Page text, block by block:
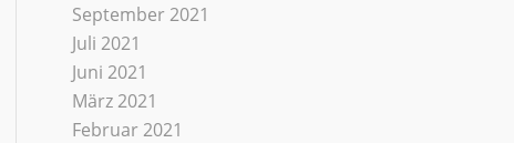
September 2021
Juli 2021
Juni 2021
März 2021
Februar 2021